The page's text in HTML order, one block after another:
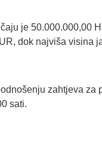
je 50.000.000,00
dok najviša visina
zahtjeva za
sati.